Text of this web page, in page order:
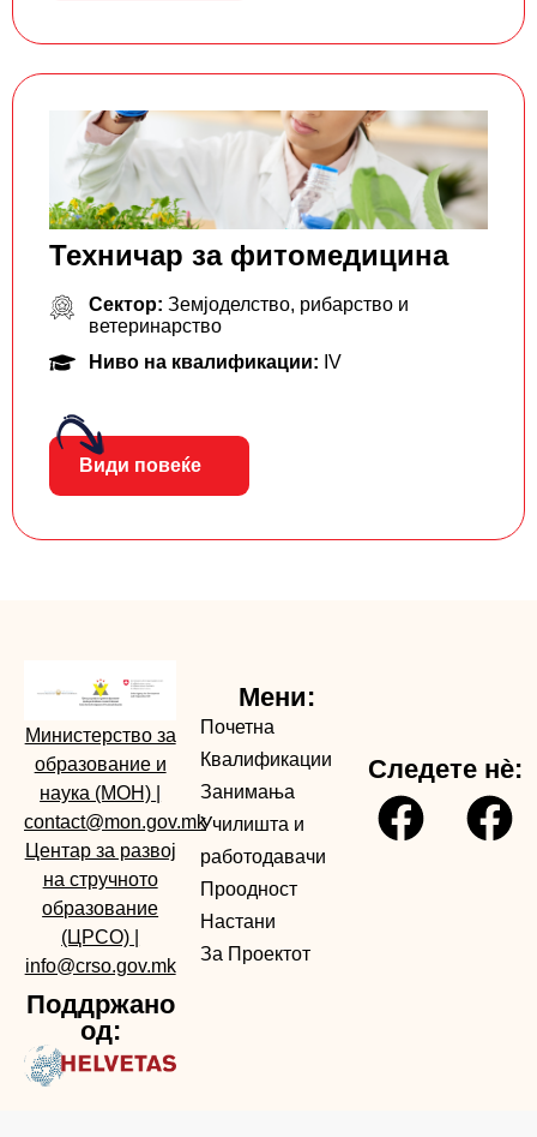
Техничар за фитомедицина
Сектор: Земјоделство, рибарство и
ветеринарство
Ниво на квалификации: IV
Види повеќе
Министерство за
образование и
наука (МОН)
contact@mon.gov.mk
Центар за развој
на стручното
образование
(ЦРСО)
info@crso.gov.mk
Поддржано
од:
Мени:
Почетна
Квалификации
Занимања
Училишта и
работодавачи
Проодност
Настани
За Проектот
Следете нè: